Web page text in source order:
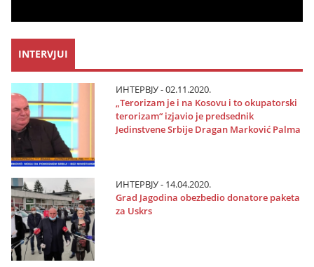
INTERVJUI
ИНТЕРВЈУ - 02.11.2020.
„Terorizam јe i na Kosovu i to okupatorski
terorizam“ izјavio јe predsednik
Јedinstvene Srbiјe Dragan Marković Palma
ИНТЕРВЈУ - 14.04.2020.
Grad Јagodina obezbedio donatore paketa
za Uskrs